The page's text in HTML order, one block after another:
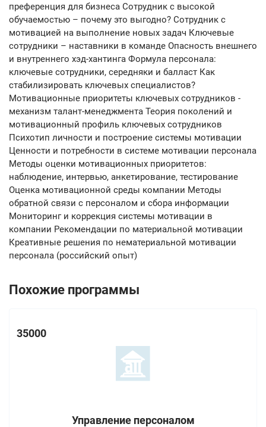
преференция для бизнеса Сотрудник с высокой
обучаемостью – почему это выгодно? Сотрудник с
мотивацией на выполнение новых задач Ключевые
сотрудники – наставники в команде Опасность внешнего
и внутреннего хэд-хантинга Формула персонала:
ключевые сотрудники, середняки и балласт Как
стабилизировать ключевых специалистов?
Мотивационные приоритеты ключевых сотрудников -
механизм талант-менеджмента Теория поколений и
мотивационный профиль ключевых сотрудников
Психотип личности и построение системы мотивации
Ценности и потребности в системе мотивации персонала
Методы оценки мотивационных приоритетов:
наблюдение, интервью, анкетирование, тестирование
Оценка мотивационной среды компании Методы
обратной связи с персоналом и сбора информации
Мониторинг и коррекция системы мотивации в
компании Рекомендации по материальной мотивации
Креативные решения по нематериальной мотивации
персонала (российский опыт)
Похожие программы
35000
Управление персоналом